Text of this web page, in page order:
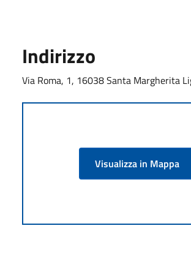
Indirizzo
Via Roma, 1, 16038 Santa Margherita
Visualizza in Mappa